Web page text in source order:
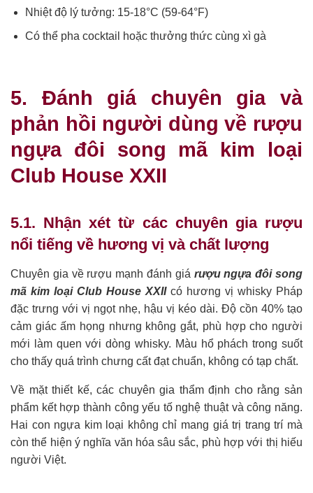
Nhiệt độ lý tưởng: 15-18°C (59-64°F)
Có thể pha cocktail hoặc thưởng thức cùng xì gà
5. Đánh giá chuyên gia và
phản hồi người dùng về rượu
ngựa đôi song mã kim loại
Club House XXII
5.1. Nhận xét từ các chuyên gia rượu
nổi tiếng về hương vị và chất lượng
Chuyên gia về rượu mạnh đánh giá rượu ngựa đôi song
mã kim loại Club House XXIIcó hương vị whisky Pháp
đặc trưng với vị ngọt nhẹ, hậu vị kéo dài. Độ cồn 40% tạo
cảm giác ấm họng nhưng không gắt, phù hợp cho người
mới làm quen với dòng whisky. Màu hổ phách trong suốt
cho thấy quá trình chưng cất đạt chuẩn, không có tạp chất.
Về mặt thiết kế, các chuyên gia thẩm định cho rằng sản
phẩm kết hợp thành công yếu tố nghệ thuật và công năng.
Hai con ngựa kim loại không chỉ mang giá trị trang trí mà
còn thể hiện ý nghĩa văn hóa sâu sắc, phù hợp với thị hiếu
người Việt.